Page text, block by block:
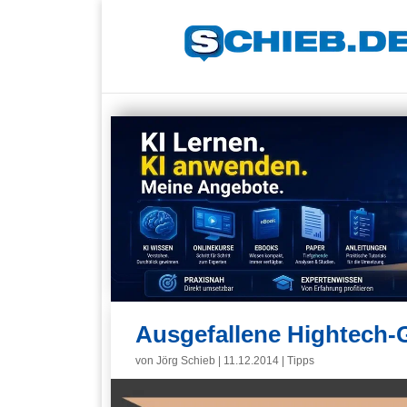
Ausgefallene Hightech-
von Jörg Schieb 11.12.2014 Tipps